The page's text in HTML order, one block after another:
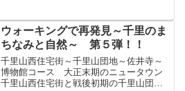
験者の立場から語ります。そのうち小松
さんの思想をを題材とした...
ウォーキングで再発見～千里のま
ちなみと自然～ 第５弾！！
千里山西住宅街～千里山団地～佐井寺～
博物館コース 大正末期のニュータウン
千里山西住宅街と戦後初期の千里山団